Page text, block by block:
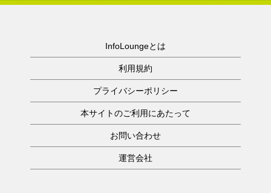
InfoLoungeとは
利用規約
プライバシーポリシー
本サイトのご利用にあたって
お問い合わせ
運営会社